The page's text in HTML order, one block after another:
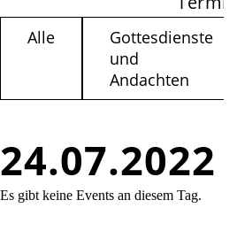
24.07.2022
Alle
Gottesdienste
und
Andachten
Es gibt keine Events an diesem Tag.